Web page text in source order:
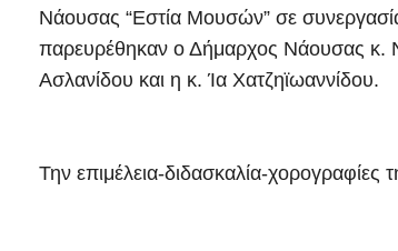
Νάουσας “Εστία Μουσών” σε
παρευρέθηκαν ο Δήμαρχος Νάουσας κ.
Ασλανίδου και η κ. Ία Χατζηϊωαννίδου.
Την επιμέλεια-διδασκαλία-